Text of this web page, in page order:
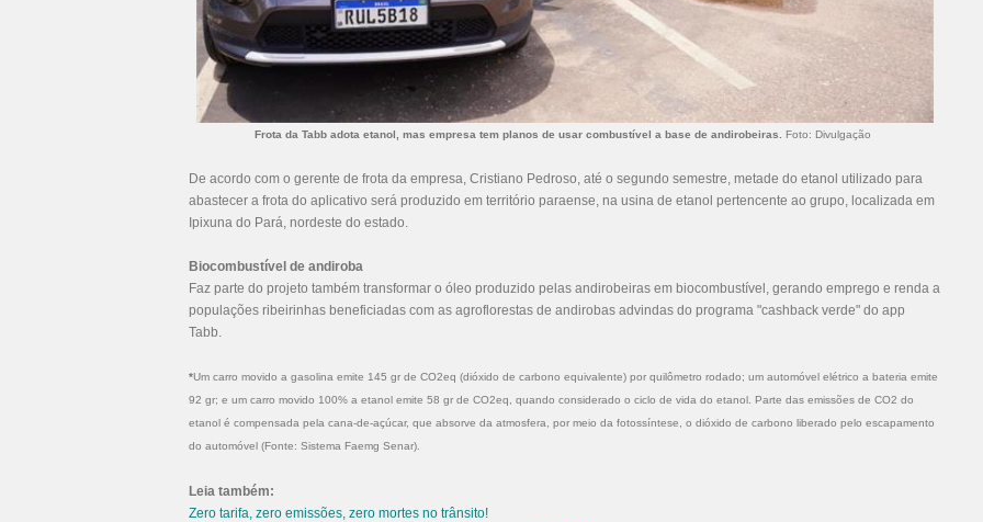
Frota da Tabb adota etanol, mas empresa tem planos de usar combustível a base de andirobeiras. Foto: Divulgação
De acordo com o gerente de frota da empresa, Cristiano Pedroso, até o segundo semestre, metade do etanol utilizado para
abastecer a frota do aplicativo será produzido em território paraense, na usina de etanol pertencente ao grupo, localizada em
Ipixuna do Pará, nordeste do estado.
Biocombustível de andiroba
Faz parte do projeto também transformar o óleo produzido pelas andirobeiras em biocombustível, gerando emprego e renda a
populações ribeirinhas beneficiadas com as agroflorestas de andirobas advindas do programa "cashback verde" do app
Tabb.
*Um carro movido a gasolina emite 145 gr de CO2eq (dióxido de carbono equivalente) por quilômetro rodado; um automóvel elétrico a bateria emite
92 gr; e um carro movido 100% a etanol emite 58 gr de CO2eq, quando considerado o ciclo de vida do etanol. Parte das emissões de CO2 do
etanol é compensada pela cana-de-açúcar, que absorve da atmosfera, por meio da fotossíntese, o dióxido de carbono liberado pelo escapamento
do automóvel (Fonte: Sistema Faemg Senar).
Leia também:
Zero tarifa, zero emissões, zero mortes no trânsito!